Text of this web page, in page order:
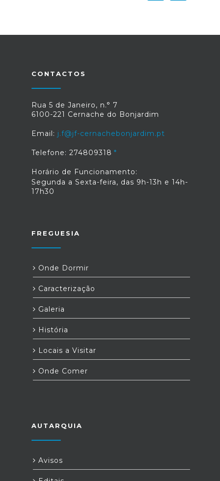
CONTACTOS
Rua 5 de Janeiro, n.° 7
6100-221 Cernache do Bonjardim
Email: j.f@jf-cernachebonjardim.pt
Telefone: 274809318
Horário de Funcionamento:
Segunda a Sexta-feira, das 9h-13h e 14h-
17h30
FREGUESIA
Onde Dormir
Caracterização
Galeria
História
Locais a Visitar
Onde Comer
AUTARQUIA
Avisos